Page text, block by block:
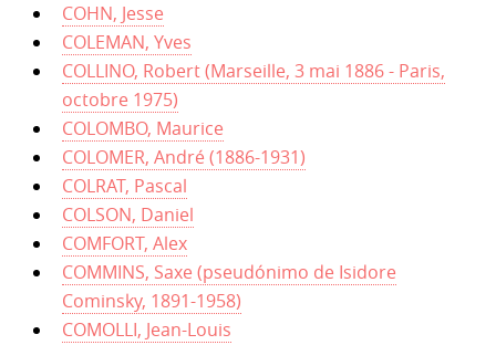
COHN, Jesse
COLEMAN, Yves
COLLINO, Robert (Marseille, 3 mai 1886 - Paris,
octobre 1975)
COLOMBO, Maurice
COLOMER, André (1886-1931)
COLRAT, Pascal
COLSON, Daniel
COMFORT, Alex
COMMINS, Saxe (pseudónimo de Isidore
Cominsky, 1891-1958)
COMOLLI, Jean-Louis